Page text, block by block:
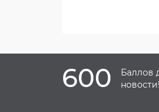
600
Баллов